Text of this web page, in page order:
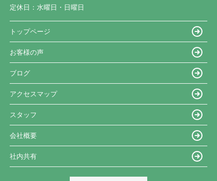
定休日： 水曜日・日曜日
トップページ
お客様の声
ブログ
アクセスマップ
スタッフ
会社概要
社内共有